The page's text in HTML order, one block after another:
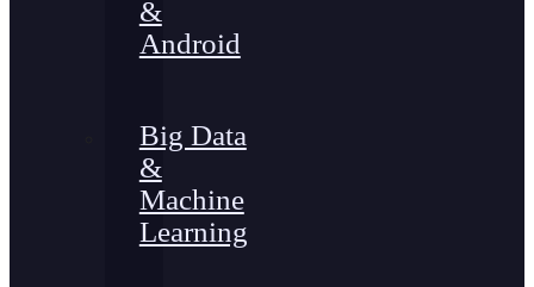
&
Android
Big Data
&
Machine
Learning